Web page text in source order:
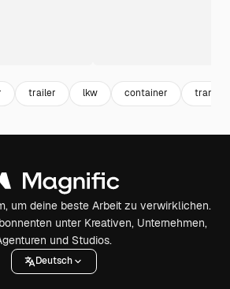
trailer lkw container
um deine beste Arbeit zu verwirklichen.
unter Kreativen, Unternehmen,
und Studios.
Deutsch